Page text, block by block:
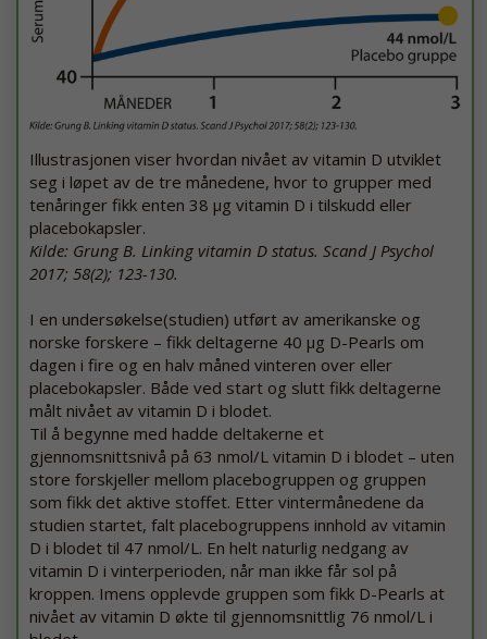
Illustrasjonen viser hvordan nivået av vitamin D utviklet
seg i løpet av de tre månedene, hvor to grupper med
tenåringer fikk enten 38 µg vitamin D i tilskudd eller
placebokapsler.
Kilde: Grung B. Linking vitamin D status. Scand J Psychol
2017; 58(2); 123-130.
I en undersøkelse(studien) utført av amerikanske og
norske forskere – fikk deltagerne 40 µg D-Pearls om
dagen i fire og en halv måned vinteren over eller
placebokapsler. Både ved start og slutt fikk deltagerne
målt nivået av vitamin D i blodet.
Til å begynne med hadde deltakerne et
gjennomsnittsnivå på 63 nmol/L vitamin D i blodet – uten
store forskjeller mellom placebogruppen og gruppen
som fikk det aktive stoffet. Etter vintermånedene da
studien startet, falt placebogruppens innhold av vitamin
D i blodet til 47 nmol/L. En helt naturlig nedgang av
vitamin D i vinterperioden, når man ikke får sol på
kroppen. Imens opplevde gruppen som fikk D-Pearls at
nivået av vitamin D økte til gjennomsnittlig 76 nmol/L i